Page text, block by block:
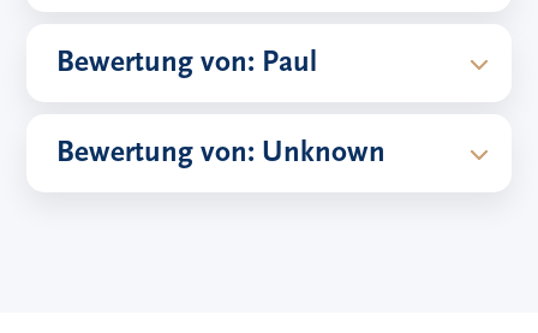
Bewertung von: Paul
Bewertung von: Unknown